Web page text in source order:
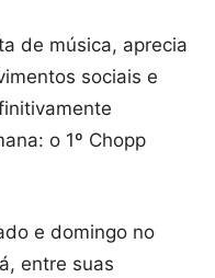
de música, aprecia
sociais e
o 1º Chopp
e domingo no
entre suas